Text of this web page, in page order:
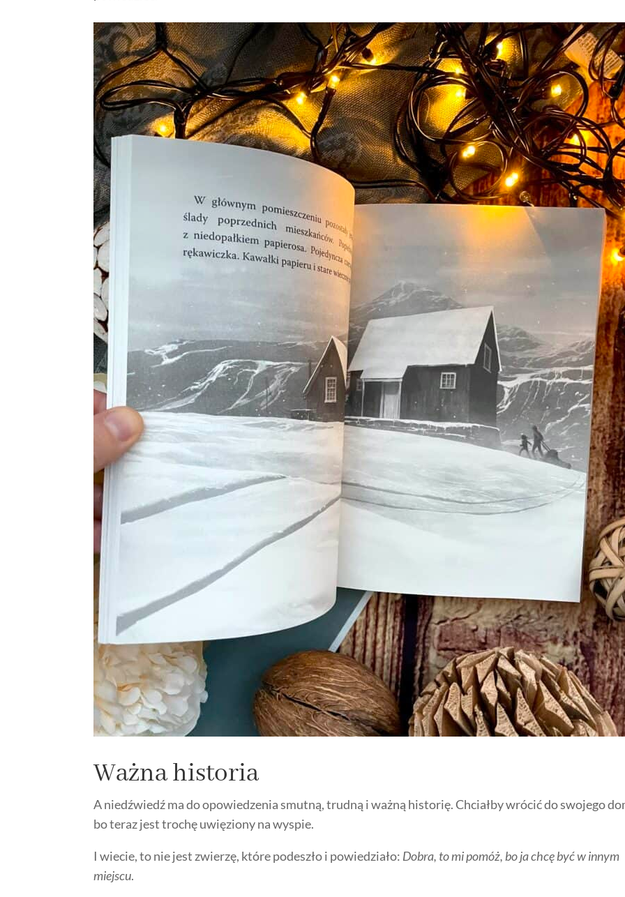
Ważna historia
A niedźwiedź ma do opowiedzenia smutną, trudną i ważną historię. Chciałby wrócić do swojego
bo teraz jest trochę uwięziony na wyspie.
I wiecie, to nie jest zwierzę, które podeszło i powiedziało: Dobra, to mi pomóż, bo ja chcę być w innym
miejscu.